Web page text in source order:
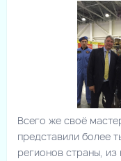
Всего же своё
представили более
регионов страны, из